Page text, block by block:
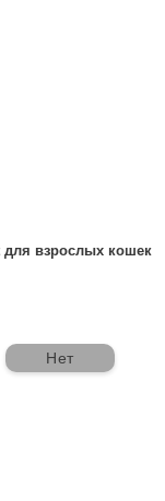
для взрослых кошек
Нет